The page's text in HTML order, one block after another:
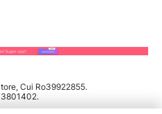
Cui Ro39922855.